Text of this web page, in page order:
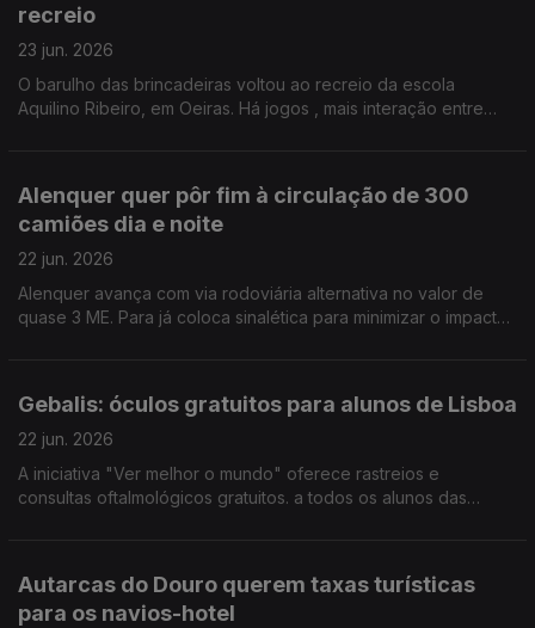
recreio
23 jun. 2026
O barulho das brincadeiras voltou ao recreio da escola
Aquilino Ribeiro, em Oeiras. Há jogos , mais interação entre
Alenquer quer pôr fim à circulação de 300
camiões dia e noite
22 jun. 2026
Alenquer avança com via rodoviária alternativa no valor de
quase 3 ME. Para já coloca sinalética para minimizar o impacto
Gebalis: óculos gratuitos para alunos de Lisboa
22 jun. 2026
A iniciativa "Ver melhor o mundo" oferece rastreios e
consultas oftalmológicos gratuitos. a todos os alunos das
Autarcas do Douro querem taxas turísticas
para os navios-hotel